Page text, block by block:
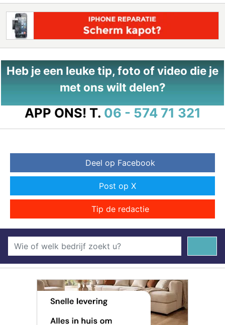
Heb je een leuke tip, foto of video die je
met ons wilt delen?
APP ONS! T. 06 - 574 71 321
Deel op Facebook
Post op X
Tip de redactie